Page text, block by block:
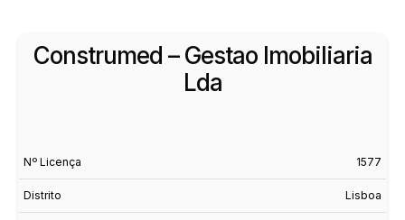
Construmed – Gestao Imobiliaria
Lda
Nº Licença 1577
Distrito Lisboa